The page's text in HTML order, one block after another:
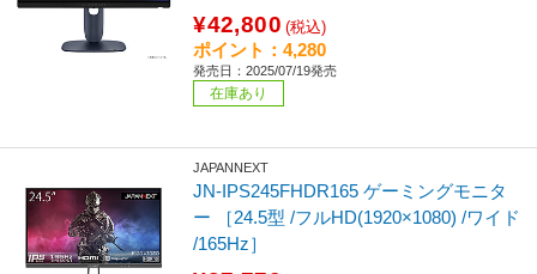
¥42,800 (税込)
ポイント：4,280
発売日：2025/07/19発売
在庫あり
JAPANNEXT
JN-IPS245FHDR165 ゲーミングモニタ
ー ［24.5型 /フルHD(1920×1080) /ワイド
/165Hz］